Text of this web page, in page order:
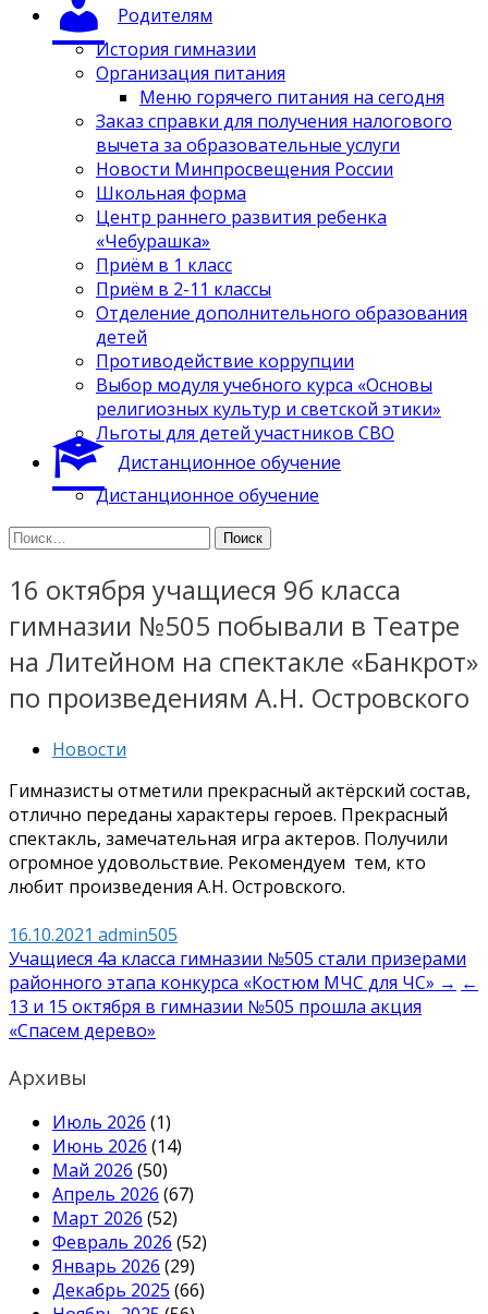
Родителям
История гимназии
Организация питания
Меню горячего питания на сегодня
Заказ справки для получения налогового
вычета за образовательные услуги
Новости Минпросвещения России
Школьная форма
Центр раннего развития ребенка
«Чебурашка»
Приём в 1 класс
Приём в 2-11 классы
Отделение дополнительного образования
детей
Противодействие коррупции
Выбор модуля учебного курса «Основы
религиозных культур и светской этики»
Льготы для детей участников СВО
Дистанционное обучение
Дистанционное обучение
Найти:
16 октября учащиеся 9б класса
гимназии №505 побывали в Театре
на Литейном на спектакле «Банкрот»
по произведениям А.Н. Островского
Новости
Гимназисты отметили прекрасный актёрский состав,
отлично переданы характеры героев. Прекрасный
спектакль, замечательная игра актеров. Получили
огромное удовольствие. Рекомендуем тем, кто
любит произведения А.Н. Островского.
16.10.2021 admin505
Навигация
по
записям
Учащиеся 4а класса гимназии №505 стали призерами
районного этапа конкурса «Костюм МЧС для ЧС» → ←
13 и 15 октября в гимназии №505 прошла акция
«Спасем дерево»
Архивы
Июль 2026 (1)
Июнь 2026 (14)
Май 2026 (50)
Апрель 2026 (67)
Март 2026 (52)
Февраль 2026 (52)
Январь 2026 (29)
Декабрь 2025 (66)